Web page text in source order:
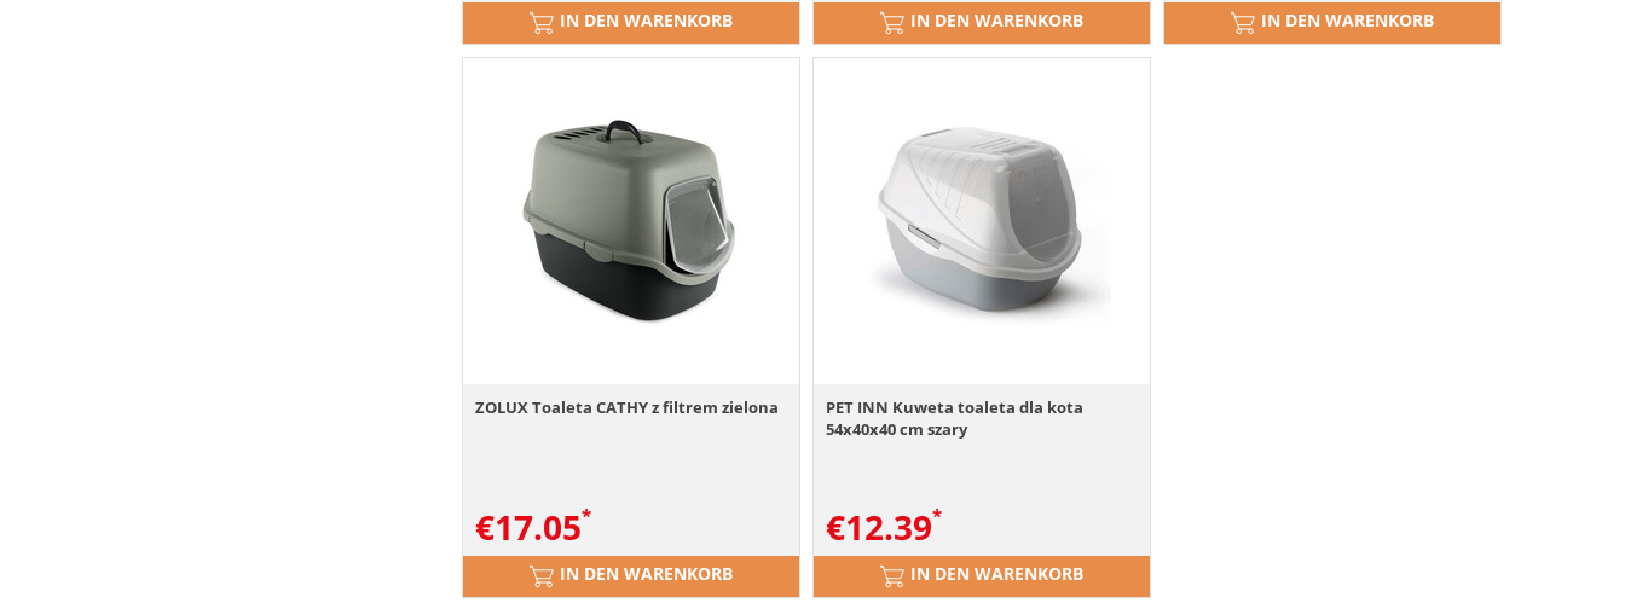
IN DEN WARENKORB IN DEN WARENKORB IN DEN WARENKORB
ZOLUX Toaleta CATHY z filtrem zielona
€17.05
IN DEN WARENKORB
PET INN Kuweta toaleta dla kota
54x40x40 cm szary
€12.39
IN DEN WARENKORB